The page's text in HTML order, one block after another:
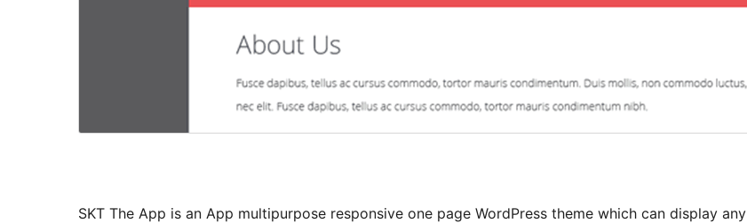
SKT The App is an App multipurpose responsive one page WordPress theme which can display any